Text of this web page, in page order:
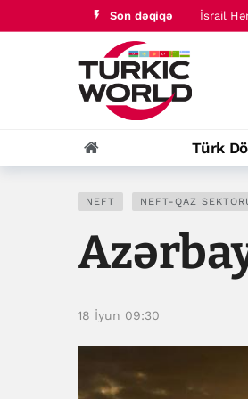
Son dəqiqə İsrail
Türk
NEFT NEFT-QAZ
18 İyun 09:30